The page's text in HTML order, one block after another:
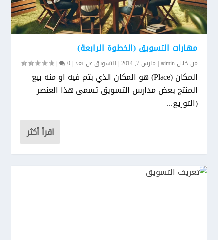
مهارات التسويق (الخطوة الرابعة)
من خلالadmin
| مارس 7, 2014 |التسويق عن بعد|
0
|
المكان (Place) هو المكان الذي يتم فيه او منه بيع
المنتج بعض مدارس التسويق تسمى هذا العنصر
(التوزيع...
اقرأ أكثر